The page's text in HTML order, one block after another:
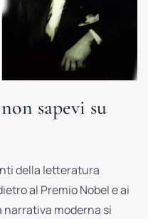
sapevi su
della letteratura
al Premio Nobel e ai
moderna si